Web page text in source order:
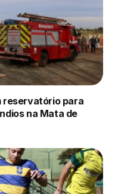
reservatório para
na Mata de